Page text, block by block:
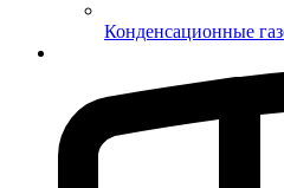
Конденсационные